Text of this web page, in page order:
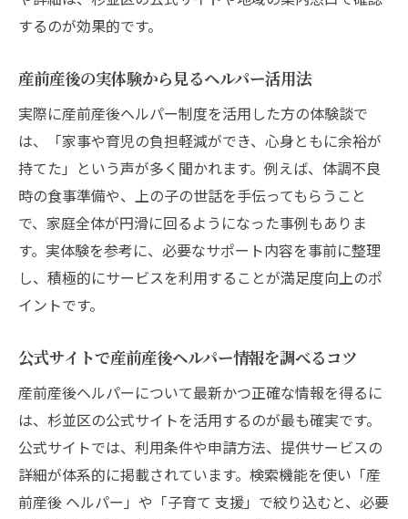
するのが効果的です。
産前産後の実体験から見るヘルパー活用法
実際に産前産後ヘルパー制度を活用した方の体験談で
は、「家事や育児の負担軽減ができ、心身ともに余裕が
持てた」という声が多く聞かれます。例えば、体調不良
時の食事準備や、上の子の世話を手伝ってもらうこと
で、家庭全体が円滑に回るようになった事例もありま
す。実体験を参考に、必要なサポート内容を事前に整理
し、積極的にサービスを利用することが満足度向上のポ
イントです。
公式サイトで産前産後ヘルパー情報を調べるコツ
産前産後ヘルパーについて最新かつ正確な情報を得るに
は、杉並区の公式サイトを活用するのが最も確実です。
公式サイトでは、利用条件や申請方法、提供サービスの
詳細が体系的に掲載されています。検索機能を使い「産
前産後 ヘルパー」や「子育て 支援」で絞り込むと、必要